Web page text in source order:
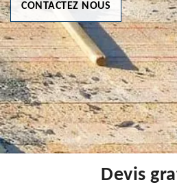
CONTACTEZ NOUS
Devis